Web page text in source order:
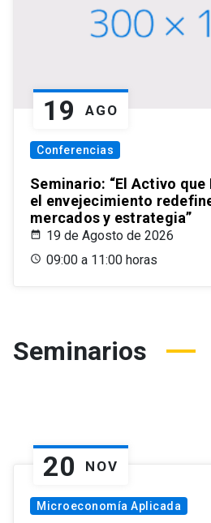
19 AGO
Conferencias
Seminario: “El Activo
el envejecimiento
mercados y estrategia”
19 de Agosto de 2026
09:00 a 11:00 horas
Seminarios
20 NOV
Microeconomía Aplicada